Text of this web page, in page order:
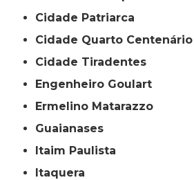
Cidade Patriarca
Cidade Quarto Centenário
Cidade Tiradentes
Engenheiro Goulart
Ermelino Matarazzo
Guaianases
Itaim Paulista
Itaquera